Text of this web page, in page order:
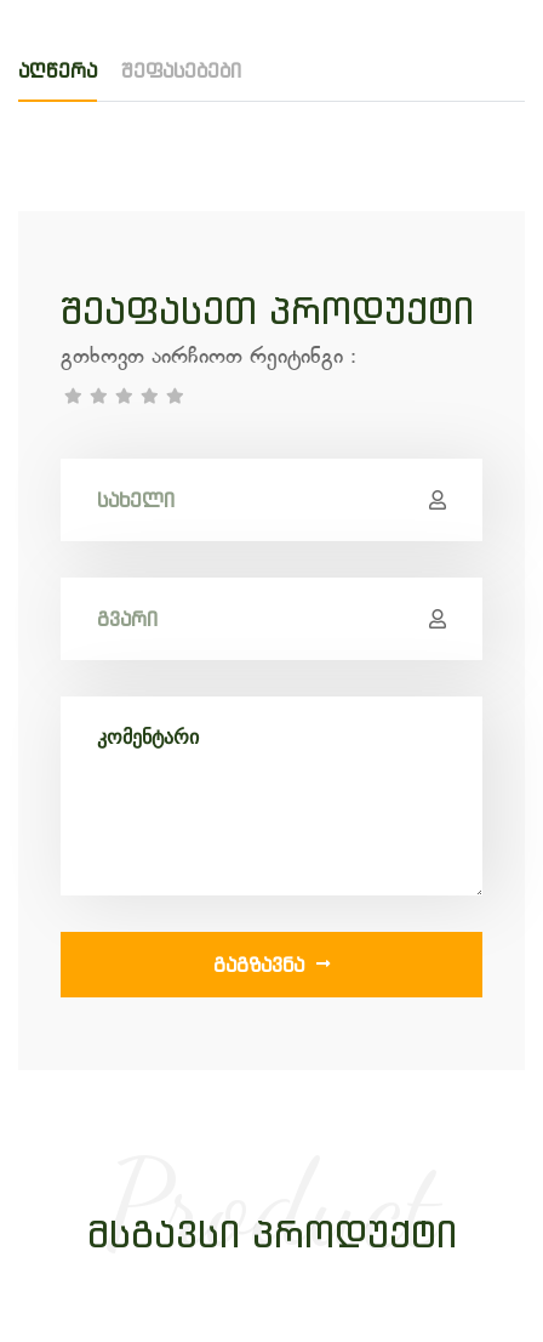
აღწერა შეფასებები
შეაფასეთ პროდუქტი
გთხოვთ აირჩიოთ რეიტინგი :
ᲒᲐᲒᲖᲐᲕᲜᲐ
Product
ᲛᲡᲒᲐᲕᲡᲘ ᲞᲠᲝᲓᲣᲥᲢᲘ